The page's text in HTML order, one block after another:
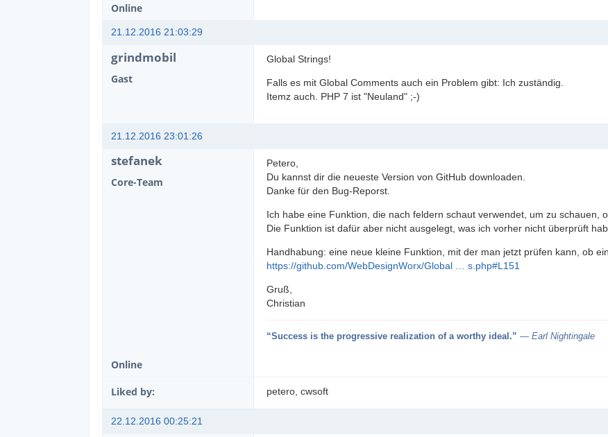
Online
21.12.2016 21:03:29
grindmobil
Gast
Global Strings!
Falls es mit Global Comments auch ein Problem gibt: Ich zuständig.
Itemz auch. PHP 7 ist "Neuland" ;-)
21.12.2016 23:01:26
stefanek
Core-Team
Petero,
Du kannst dir die neueste Version von GitHub downloaden.
Danke für den Bug-Reporst.
Ich habe eine Funktion, die nach feldern schaut verwendet, um zu schauen,
Die Funktion ist dafür aber nicht ausgelegt, was ich vorher nicht überprüft
Handhabung: eine neue kleine Funktion, mit der man jetzt prüfen kann, ob
https://github.com/WebDesignWorx/Global … s.php#L151
Gruß,
Christian
“Success is the progressive realization of a worthy ideal.” ― Earl Nightingale
Online
Liked by: petero, cwsoft
22.12.2016 00:25:21